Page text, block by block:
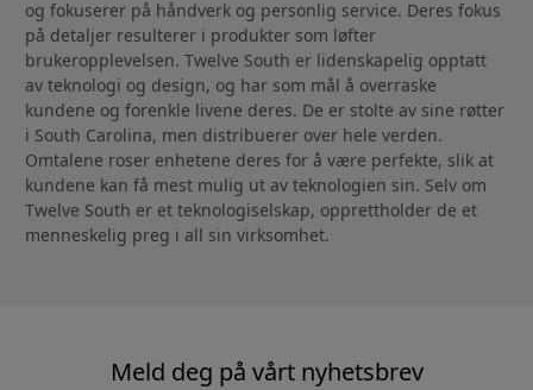
og fokuserer på håndverk og personlig service. Deres fokus
på detaljer resulterer i produkter som løfter
brukeropplevelsen. Twelve South er lidenskapelig opptatt
av teknologi og design, og har som mål å overraske
kundene og forenkle livene deres. De er stolte av sine røtter
i South Carolina, men distribuerer over hele verden.
Omtalene roser enhetene deres for å være perfekte, slik at
kundene kan få mest mulig ut av teknologien sin. Selv om
Twelve South er et teknologiselskap, opprettholder de et
menneskelig preg i all sin virksomhet.
Meld deg på vårt nyhetsbrev